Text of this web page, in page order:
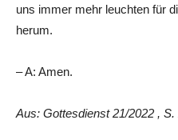
uns immer mehr leuchten für
herum.
– A: Amen.
Aus: Gottesdienst 21/2022 , S.